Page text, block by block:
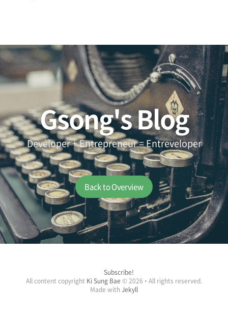
Gsong's Blog
Developer + Entrepreneur = Entreveloper
Back to Overview
Subscribe!
All content copyright Ki Sung Bae © 2026 • All rights reserved.
Made withJekyll